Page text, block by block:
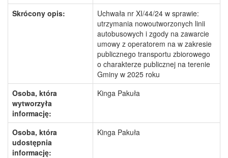
Skrócony opis:
Uchwała nr XI/44/24 w sprawie:
utrzymania nowoutworzonych linii
autobusowych i zgody na zawarcie
umowy z operatorem na w zakresie
publicznego transportu zbiorowego
o charakterze publicznej na terenie
Gminy w 2025 roku
Osoba, która
wytworzyła
informację:
Kinga Pakuła
Osoba, która
udostępnia
informację:
Kinga Pakuła